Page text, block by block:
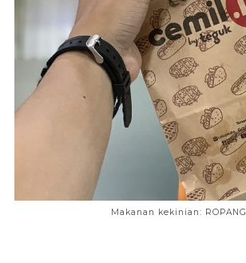
Makanan kekinian: ROPANG